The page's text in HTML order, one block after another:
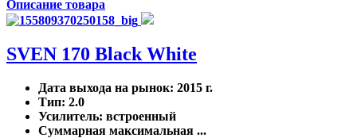
Описание товара
SVEN 170 Black White
Дата выхода на рынок: 2015 г.
Тип: 2.0
Усилитель: встроенный
Суммарная максимальная ...